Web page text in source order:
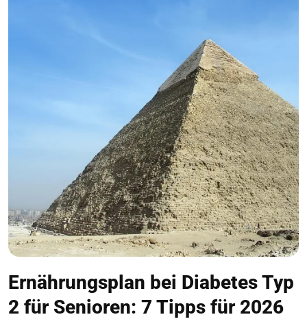
Ernährungsplan bei Diabetes Typ
2 für Senioren: 7 Tipps für 2026